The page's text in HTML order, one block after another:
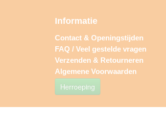
Informatie
Contact & Openingstijden
FAQ / Veel gestelde vragen
Verzenden & Retourneren
Algemene Voorwaarden
Herroeping